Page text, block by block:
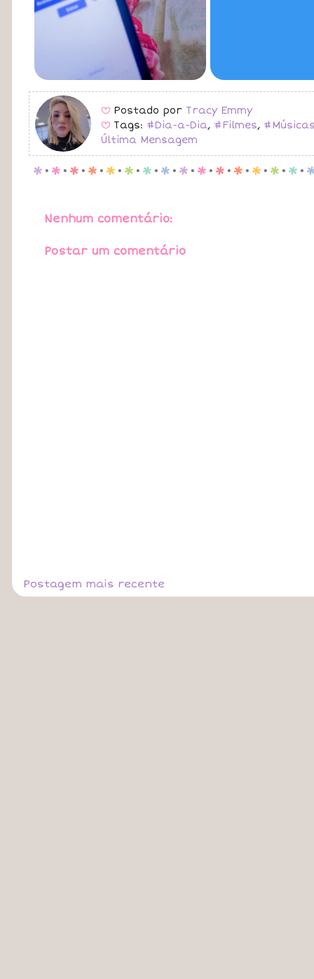
B Postado por Tracy Emmy
B Tags: #Dia-a-Dia, #Filmes,
Última Mensagem
p . p . p . p . p . p . p . p . p . p . p . p . p . p . p .
Nenhum comentário:
Postar um comentário
Postagem mais recente